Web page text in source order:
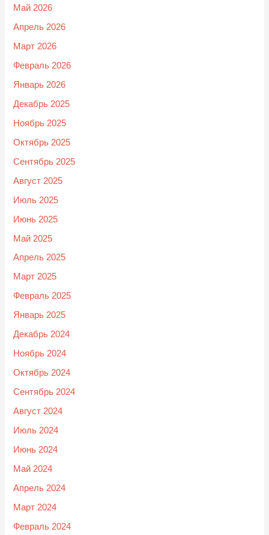
Май 2026
Апрель 2026
Март 2026
Февраль 2026
Январь 2026
Декабрь 2025
Ноябрь 2025
Октябрь 2025
Сентябрь 2025
Август 2025
Июль 2025
Июнь 2025
Май 2025
Апрель 2025
Март 2025
Февраль 2025
Январь 2025
Декабрь 2024
Ноябрь 2024
Октябрь 2024
Сентябрь 2024
Август 2024
Июль 2024
Июнь 2024
Май 2024
Апрель 2024
Март 2024
Февраль 2024